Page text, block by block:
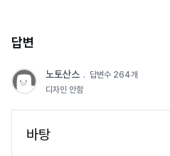
답변
노토산스 ﹒ 답변수 264개
디자인 안함
바탕